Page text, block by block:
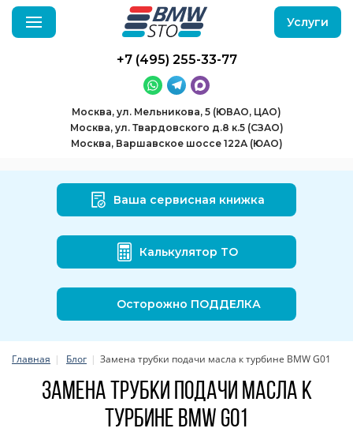
+7 (495) 255-33-77
Москва, ул. Мельникова, 5 (ЮВАО, ЦАО)
Москва, ул. Твардовского д.8 к.5 (СЗАО)
Москва, Варшавское шоссе 122А (ЮАО)
Услуги
Ваша сервисная книжка
Калькулятор ТО
Осторожно ПОДДЕЛКА
Главная Блог Замена трубки подачи масла к турбине BMW G01
Замена трубки подачи масла к
турбине BMW G01